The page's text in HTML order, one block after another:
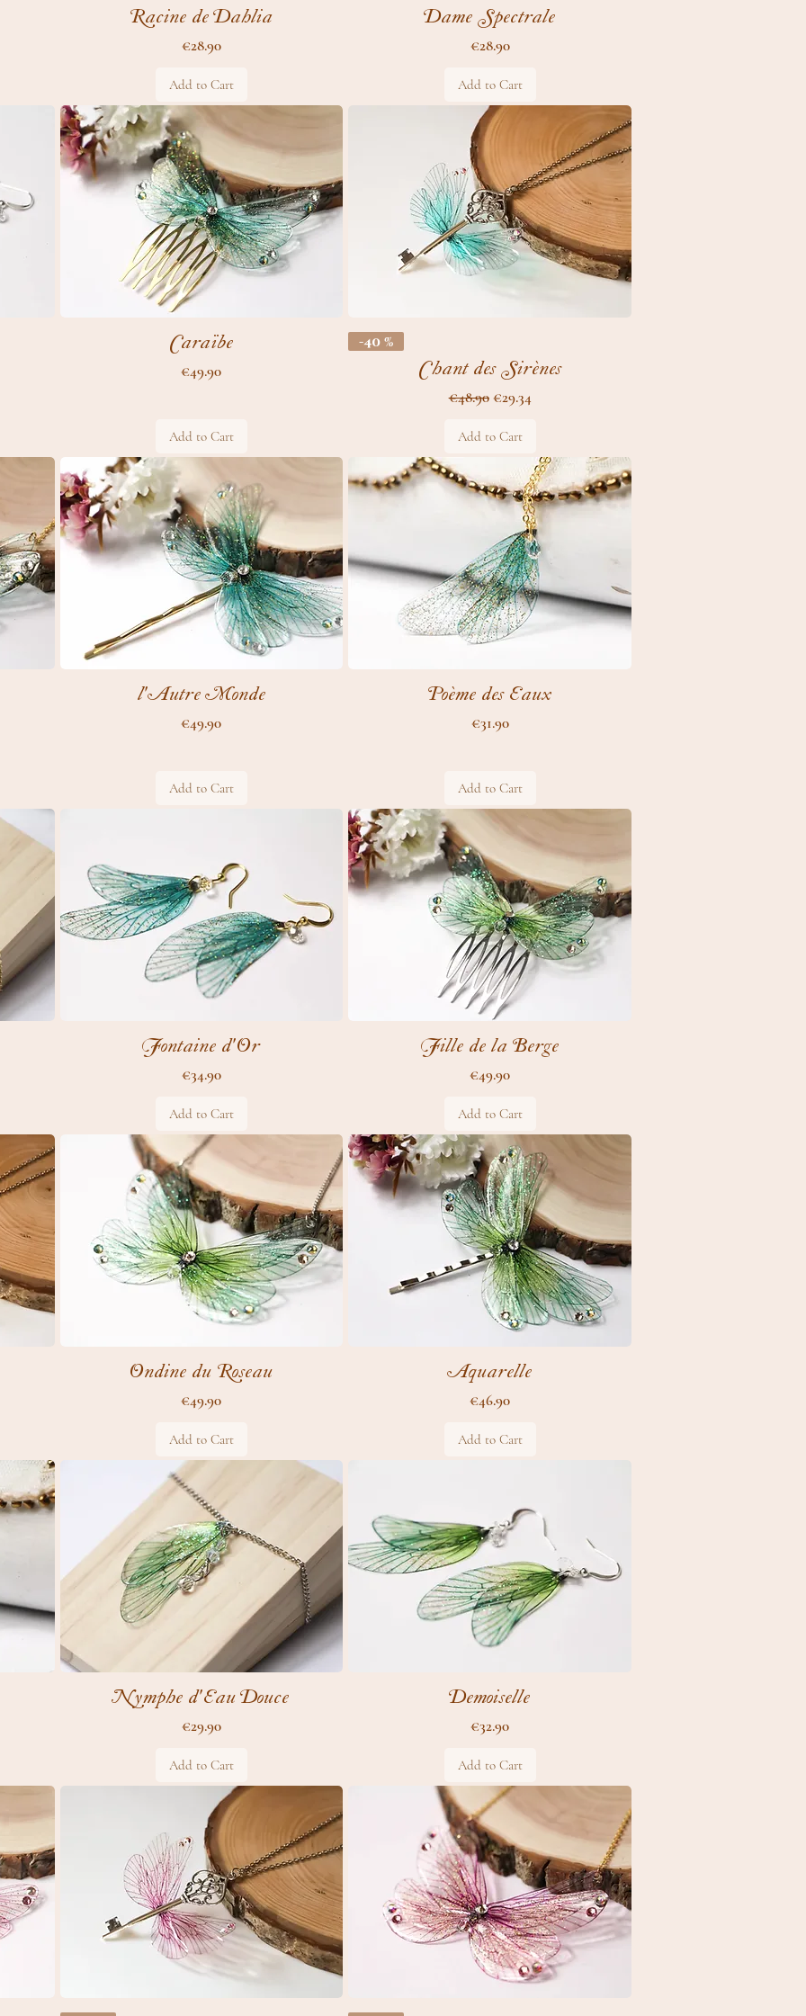
Racine de Dahlia
Price
€28.90
Add to Cart
Dame Spectrale
Price
€28.90
Add to Cart
Caraïbe
Price
€49.90
Add to Cart
-40 %
Chant des Sirènes
Regular Price
€48.90 Sale Price
€29.34
Add to Cart
l'Autre Monde
Price
€49.90
Add to Cart
Poème des Eaux
Price
€31.90
Add to Cart
Fontaine d'Or
Price
€34.90
Add to Cart
Fille de la Berge
Price
€49.90
Add to Cart
Ondine du Roseau
Price
€49.90
Add to Cart
Aquarelle
Price
€46.90
Add to Cart
Nymphe d'Eau Douce
Price
€29.90
Add to Cart
Demoiselle
Price
€32.90
Add to Cart